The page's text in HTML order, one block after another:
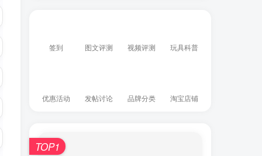
签到 图文评测 视频评测 玩具科普
优惠活动 发帖讨论 品牌分类 淘宝店铺
TOP1